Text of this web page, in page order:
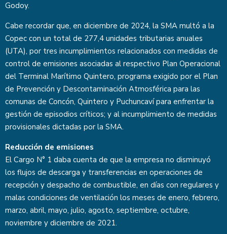
Godoy.
Cabe recordar que, en diciembre de 2024, la SMA multó a la
Copec con un total de 277,4 unidades tributarias anuales
(UTA), por tres incumplimientos relacionados con medidas de
control de emisiones asociadas al respectivo Plan Operacional
del Terminal Marítimo Quintero, programa exigido por el Plan
de Prevención y Descontaminación Atmosférica para las
comunas de Concón, Quintero y Puchuncaví para enfrentar la
gestión de episodios críticos; y al incumplimiento de medidas
provisionales dictadas por la SMA.
Reducción de emisiones
El Cargo N° 1 daba cuenta de que la empresa no disminuyó
los flujos de descarga y transferencias en operaciones de
recepción y despacho de combustible, en días con regulares y
malas condiciones de ventilación los meses de enero, febrero,
marzo, abril, mayo, julio, agosto, septiembre, octubre,
noviembre y diciembre de 2021.